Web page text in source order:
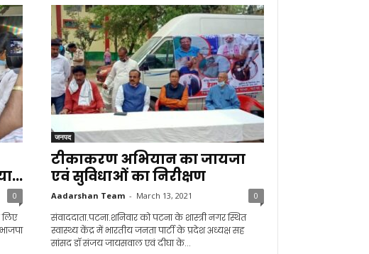
0
जनपद
टीकाकरण अभियान का जायजा
एवं सुविधाओं का निरीक्षण
Aadarshan Team - March 13, 2021 0
संवाददाता.पटना.शनिवार को पटना के शास्त्री नगर स्थित
स्वास्थ्य केंद्र में भारतीय जनता पार्टी के प्रदेश अध्यक्ष सह
सांसद डॉ संजय जायसवाल एवं दीघा के...